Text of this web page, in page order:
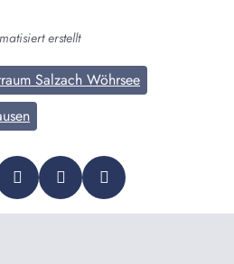
erstellt
Salzach Wöhrsee